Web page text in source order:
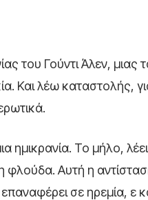
του Γούντι Άλεν, μιας
Και λέω καταστολής,
ημικρανία. Το μήλο,
Αυτή η
σε ηρεμία, ε